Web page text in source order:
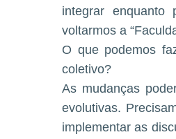
integrar enquanto
voltarmos a
O que podemos
coletivo?
As mudanças
evolutivas.
implementar as